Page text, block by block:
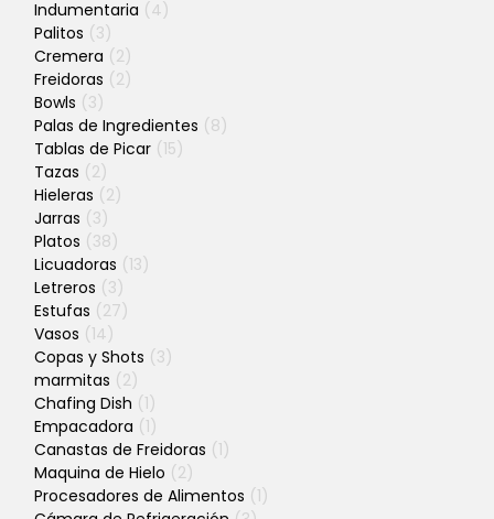
Indumentaria (4)
Palitos (3)
Cremera (2)
Freidoras (2)
Bowls (3)
Palas de Ingredientes (8)
Tablas de Picar (15)
Tazas (2)
Hieleras (2)
Jarras (3)
Platos (38)
Licuadoras (13)
Letreros (3)
Estufas (27)
Vasos (14)
Copas y Shots (3)
marmitas (2)
Chafing Dish (1)
Empacadora (1)
Canastas de Freidoras (1)
Maquina de Hielo (2)
Procesadores de Alimentos (1)